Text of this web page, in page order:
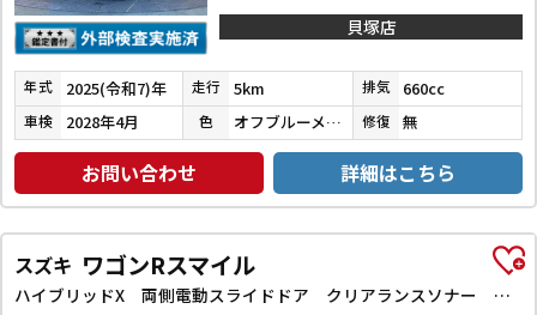
貝塚店
年式 2025(令和7)年 走行 5km 排気 660cc
車検 2028年4月 色 オフブルーメタリック 修復 無
お問い合わせ 詳細はこちら
スズキ ワゴンRスマイル
ハイブリッドX 両側電動スライドドア クリアランスソナー オートクルーズコントロール レーンアシスト 衝突被害軽減システム オートライト LEDヘッドランプ スマートキー アイドリングストップ 電動格納ミラー